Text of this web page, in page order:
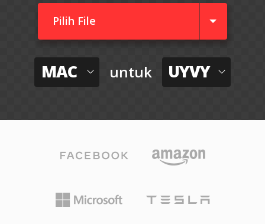
Pilih File
MAC untuk UYVY